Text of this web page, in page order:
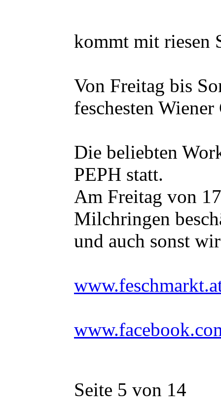
kommt mit riesen
Von Freitag bis
feschesten
Die beliebten
PEPH statt.
Am Freitag von
Milchringen
und auch sonst
Seite 5 von 14